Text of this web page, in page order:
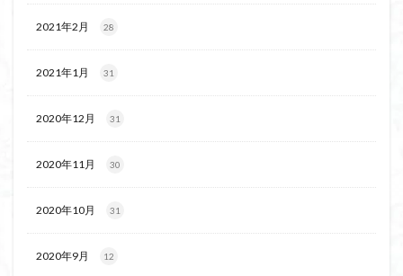
2021年2月 28
2021年1月 31
2020年12月 31
2020年11月 30
2020年10月 31
2020年9月 12